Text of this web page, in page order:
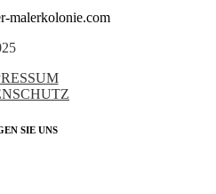
malerkolonie.com
SIE UNS